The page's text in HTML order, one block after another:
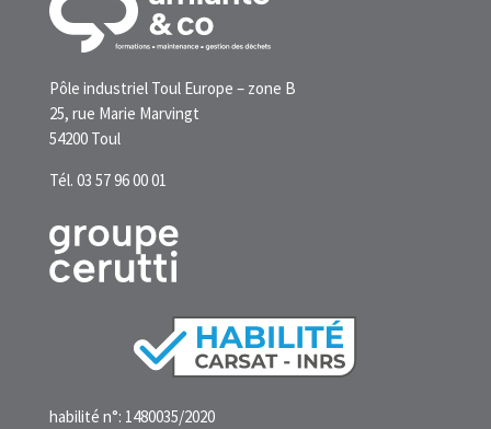
Pôle industriel Toul Europe – zone B
25, rue Marie Marvingt
54200 Toul
Tél. 03 57 96 00 01
habilité n°: 1480035/2020